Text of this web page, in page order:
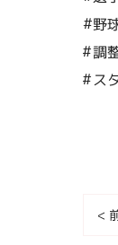
#野
#調
#ス
<